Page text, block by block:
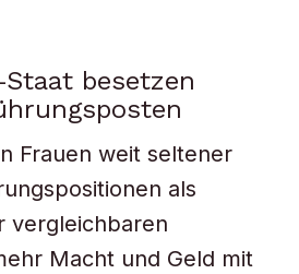
besetzen
Frauen weit seltener
als
vergleichbaren
Macht und Geld mit